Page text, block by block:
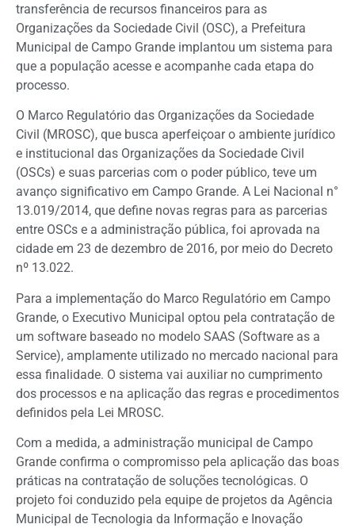
transferência de recursos financeiros para as
Organizações da Sociedade Civil (OSC), a Prefeitura
Municipal de Campo Grande implantou um sistema para
que a população acesse e acompanhe cada etapa do
processo.
O Marco Regulatório das Organizações da Sociedade
Civil (MROSC), que busca aperfeiçoar o ambiente jurídico
e institucional das Organizações da Sociedade Civil
(OSCs) e suas parcerias com o poder público, teve um
avanço significativo em Campo Grande. A Lei Nacional n°
13.019/2014, que define novas regras para as parcerias
entre OSCs e a administração pública, foi aprovada na
cidade em 23 de dezembro de 2016, por meio do Decreto
nº 13.022.
Para a implementação do Marco Regulatório em Campo
Grande, o Executivo Municipal optou pela contratação de
um software baseado no modelo SAAS (Software as a
Service), amplamente utilizado no mercado nacional para
essa finalidade. O sistema vai auxiliar no cumprimento
dos processos e na aplicação das regras e procedimentos
definidos pela Lei MROSC.
Com a medida, a administração municipal de Campo
Grande confirma o compromisso pela aplicação das boas
práticas na contratação de soluções tecnológicas. O
projeto foi conduzido pela equipe de projetos da Agência
Municipal de Tecnologia da Informação e Inovação